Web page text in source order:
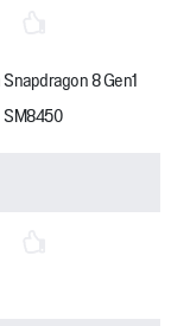
8 Gen1
SM8450